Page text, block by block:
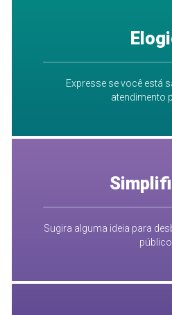
Expresse se você está
atendimento
Sugira alguma ideia para
público